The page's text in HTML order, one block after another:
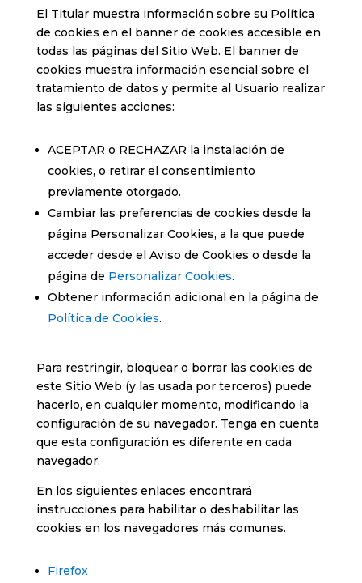
El Titular muestra información sobre su Política
de cookies en el banner de cookies accesible en
todas las páginas del Sitio Web. El banner de
cookies muestra información esencial sobre el
tratamiento de datos y permite al Usuario realizar
las siguientes acciones:
ACEPTAR o RECHAZAR la instalación de
cookies, o retirar el consentimiento
previamente otorgado.
Cambiar las preferencias de cookies desde la
página Personalizar Cookies, a la que puede
acceder desde el Aviso de Cookies o desde la
página de Personalizar Cookies.
Obtener información adicional en la página de
Política de Cookies.
Para restringir, bloquear o borrar las cookies de
este Sitio Web (y las usada por terceros) puede
hacerlo, en cualquier momento, modificando la
configuración de su navegador. Tenga en cuenta
que esta configuración es diferente en cada
navegador.
En los siguientes enlaces encontrará
instrucciones para habilitar o deshabilitar las
cookies en los navegadores más comunes.
Firefox